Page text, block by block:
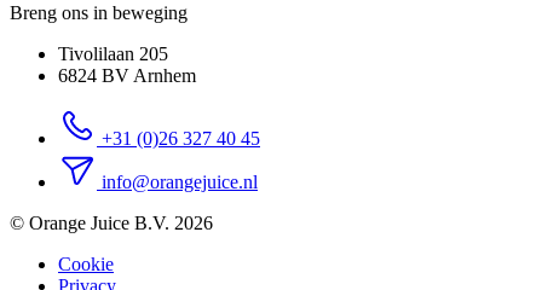
Breng ons in beweging
Tivolilaan 205
6824 BV Arnhem
+31 (0)26 327 40 45
info@orangejuice.nl
© Orange Juice B.V. 2026
Cookie
Privacy